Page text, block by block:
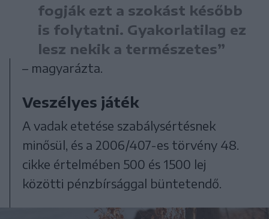
fogják ezt a szokást később
is folytatni. Gyakorlatilag ez
lesz nekik a természetes”
– magyarázta.
Veszélyes játék
A vadak etetése szabálysértésnek
minősül, és a 2006/407-es törvény 48.
cikke értelmében 500 és 1500 lej
közötti pénzbírsággal büntetendő.